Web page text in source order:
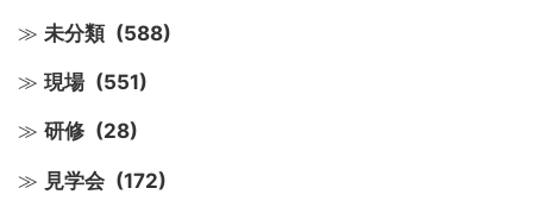
未分類 (588)
現場 (551)
研修 (28)
見学会 (172)